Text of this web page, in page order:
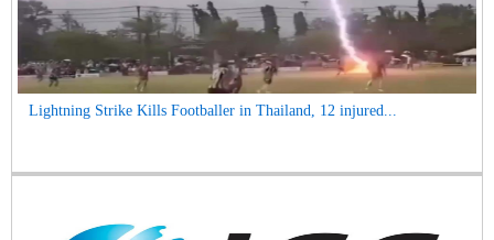
Lightning Strike Kills Footballer in Thailand, 12 injured...